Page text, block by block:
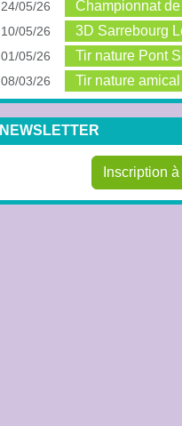
24/05/26 Championnat
10/05/26 3D Sarrebourg
01/05/26 Tir nature Pont
08/03/26 Tir nature
NEWSLETTER
Inscription